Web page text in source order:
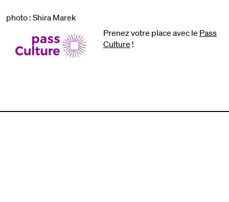
photo : Shira Marek
Prenez votre place avec le Pass
Culture !